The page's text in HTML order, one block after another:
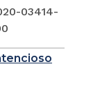
03414-